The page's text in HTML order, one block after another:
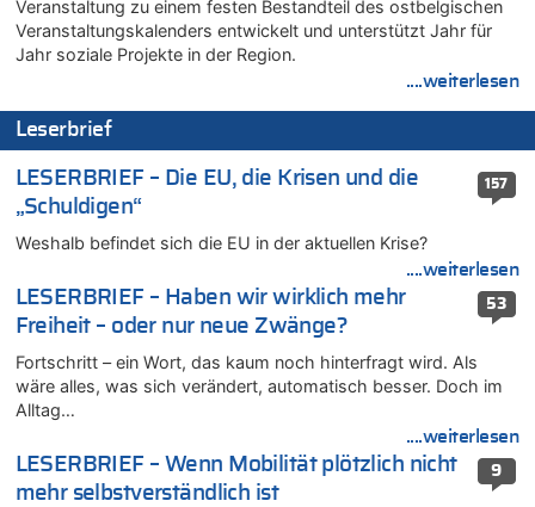
06.08.2026 - 13:59 von Chips zu
Wasserstand des Rheins in NRW so niedrig wie noch nie
06.08.2026 - 13:53 von Frage an den Hondsjong zu
06.08.2026 - 13:34 von Zeitzeuge zu
06.08.2026 - 13:27 von Hubert F. zu
Wasserstand des Rheins in NRW so niedrig wie noch nie
06.08.2026 - 13:20 von Speck für die Mâuse zu
FIFA-Spitze demonstriert Einigkeit trotz Kritik und neuer
Vorwürfe gegen Präsident Gianni Infantino
06.08.2026 - 12:41 von Hugo Egon Bernhard von Sinnen zu
Frau hörte Stimmen aus Haus des verstorbenen Nachbarn
06.08.2026 - 12:36 von Gärlinde zu
Aachen ab 11. August wieder Mekka des Pferdesports –
06.08.2026 - 12:26 von Guido Scholzen zu
Zweite Hitzewelle in diesem Sommer ist jetzt amtlich
Veranstaltung zu einem festen Bestandteil des ostbelgischen
Veranstaltungskalenders entwickelt und unterstützt Jahr für
Jahr soziale Projekte in der Region.
....weiterlesen
Leserbrief
157
LESERBRIEF – Die EU, die Krisen und die
„Schuldigen“
Weshalb befindet sich die EU in der aktuellen Krise?
....weiterlesen
53
LESERBRIEF – Haben wir wirklich mehr
Freiheit – oder nur neue Zwänge?
Fortschritt – ein Wort, das kaum noch hinterfragt wird. Als
wäre alles, was sich verändert, automatisch besser. Doch im
Alltag…
....weiterlesen
9
LESERBRIEF – Wenn Mobilität plötzlich nicht
mehr selbstverständlich ist